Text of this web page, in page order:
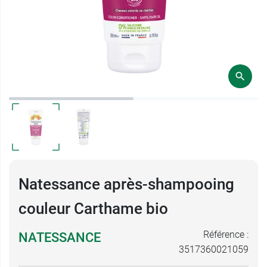
Natessance après-shampooing
couleur Carthame bio
NATESSANCE
Référence :
3517360021059